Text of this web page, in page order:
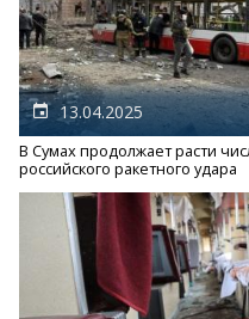
13.04.2025
В Сумах продолжает расти
российского ракетного удара